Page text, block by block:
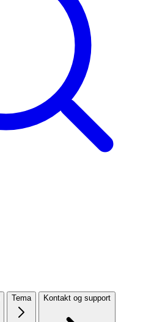
Tema Kontakt og support